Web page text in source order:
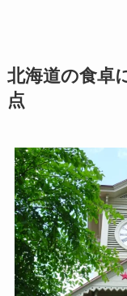
北海道の食卓
点